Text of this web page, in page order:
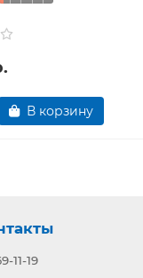
В корзину
11-19